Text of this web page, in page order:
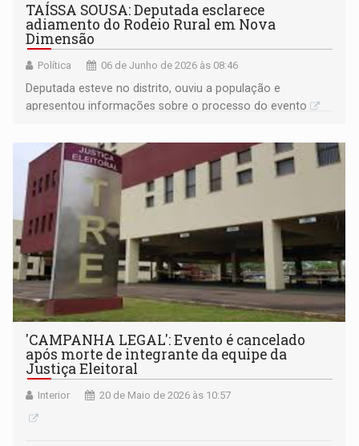
TAÍSSA SOUSA: Deputada esclarece
adiamento do Rodeio Rural em Nova
Dimensão
Política 06 de Junho de 2026 às 08:46
Deputada esteve no distrito, ouviu a população e
apresentou informações sobre o processo do evento
'CAMPANHA LEGAL': Evento é cancelado
após morte de integrante da equipe da
Justiça Eleitoral
Interior 20 de Maio de 2026 às 10:57